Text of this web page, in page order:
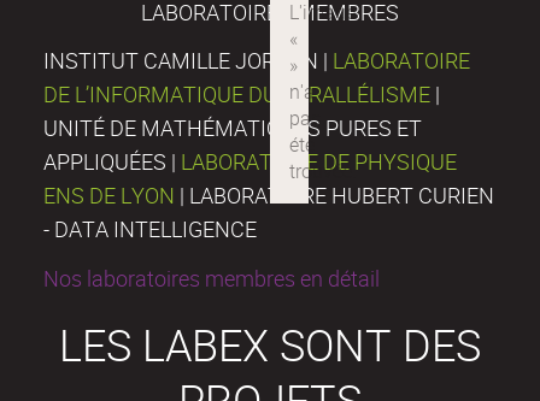
LABORATOIRES MEMBRES
INSTITUT CAMILLE JORDAN | LABORATOIRE
DE L’INFORMATIQUE DU PARALLÉLISME |
UNITÉ DE MATHÉMATIQUES PURES ET
APPLIQUÉES | LABORATOIRE DE PHYSIQUE
ENS DE LYON | LABORATOIRE HUBERT CURIEN
- DATA INTELLIGENCE
Nos laboratoires membres en détail
LES LABEX SONT DES